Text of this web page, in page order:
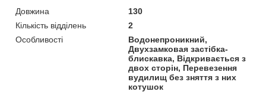
Довжина
130
Кількість відділень
2
Особливості
Водонепроникний,
Двухзамковая застібка-
блискавка, Відкривається з
двох сторін, Перевезення
вудилищ без зняття з них
котушок